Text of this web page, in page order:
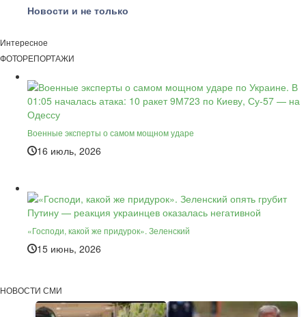
Новости и не только
Интересное
ФОТОРЕПОРТАЖИ
Военные эксперты о самом мощном ударе
16 июль, 2026
«Господи, какой же придурок». Зеленский
15 июнь, 2026
НОВОСТИ СМИ